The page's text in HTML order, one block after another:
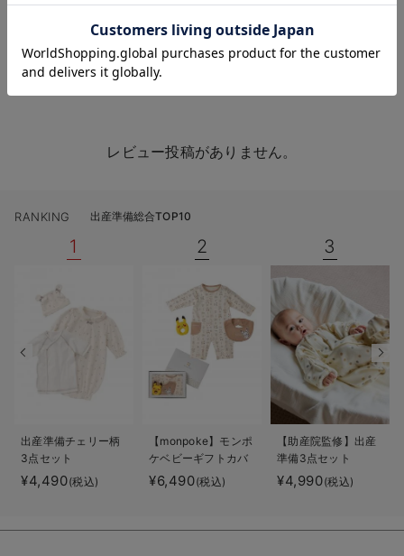
レビュー Q&A
レビュー投稿がありません。
RANKING 出産準備総合TOP10
1
出産準備チェリー柄
3点セット
¥4,490(税込)
2
【monpoke】モンポ
ケベビーギフトカバ
ーオール3点セット
¥6,490(税込)
3
【助産院監修】出産
準備3点セット
¥4,990(税込)
お気に入り商品を確認する